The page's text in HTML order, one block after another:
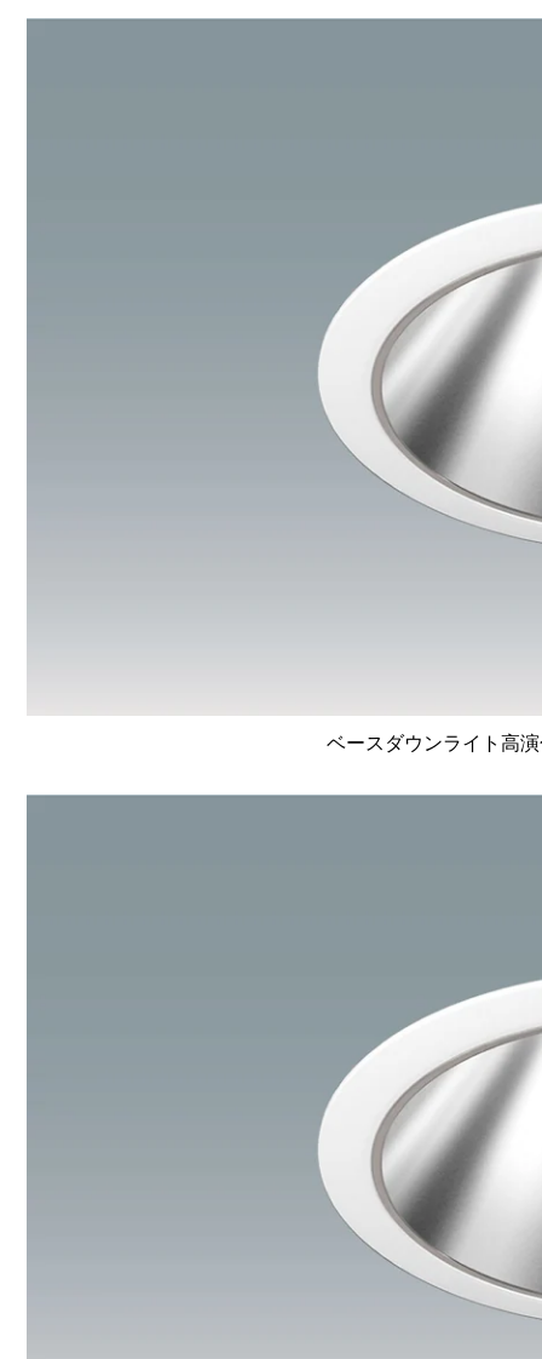
ベースダウンライト高